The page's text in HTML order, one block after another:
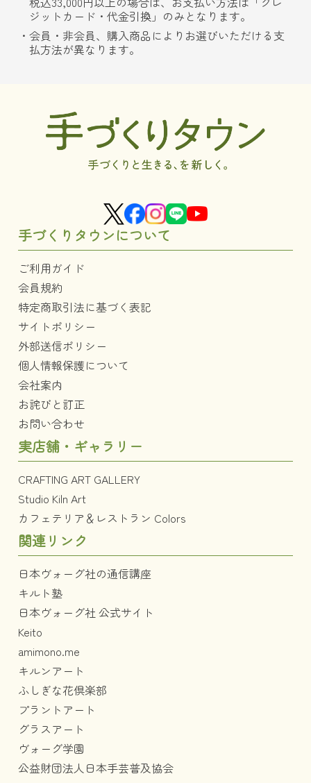
ジットカード・代金引換」のみとなります。
会員・非会員、購入商品によりお選びいただける支
払方法が異なります。
手づくりタウンについて
ご利用ガイド
会員規約
特定商取引法に基づく表記
サイトポリシー
外部送信ポリシー
個人情報保護について
会社案内
お詫びと訂正
お問い合わせ
実店舗・ギャラリー
CRAFTING ART GALLERY
Studio Kiln Art
カフェテリア＆レストラン Colors
関連リンク
日本ヴォーグ社の通信講座
キルト塾
日本ヴォーグ社 公式サイト
Keito
amimono.me
キルンアート
ふしぎな花倶楽部
プラントアート
グラスアート
ヴォーグ学園
公益財団法人日本手芸普及協会